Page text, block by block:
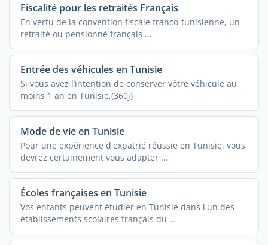
Fiscalité pour les retraités Français
En vertu de la convention fiscale franco-tunisienne, un
retraité ou pensionné français ...
Entrée des véhicules en Tunisie
Si vous avez l’intention de conserver vôtre véhicule au
moins 1 an en Tunisie,(360j)
Mode de vie en Tunisie
Pour une expérience d'expatrié réussie en Tunisie, vous
devrez certainement vous adapter ...
Écoles françaises en Tunisie
Vos enfants peuvent étudier en Tunisie dans l'un des
établissements scolaires français du ...